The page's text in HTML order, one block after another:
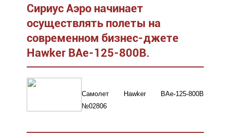
Сириус Аэро начинает
осуществлять полеты на
современном бизнес-джете
Hawker BAe-125-800B.
Самолет Hawker BAe-125-800B
№02806